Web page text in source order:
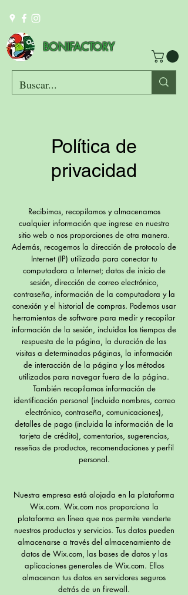
BONIFACTORY
Política de
privacidad
Recibimos, recopilamos y almacenamos
cualquier información que ingrese en nuestro
sitio web o nos proporciones de otra manera.
Además, recogemos la dirección de protocolo de
Internet (IP) utilizada para conectar tu
computadora a Internet; datos de inicio de
sesión, dirección de correo electrónico,
contraseña, información de la computadora y la
conexión y el historial de compras. Podemos usar
herramientas de software para medir y recopilar
información de la sesión, incluidos los tiempos de
respuesta de la página, la duración de las
visitas a determinadas páginas, la información
de interacción de la página y los métodos
utilizados para navegar fuera de la página.
También recopilamos información de
identificación personal (incluido nombres, correo
electrónico, contraseña, comunicaciones),
detalles de pago (incluida la información de la
tarjeta de crédito), comentarios, sugerencias,
reseñas de productos, recomendaciones y perfil
personal.
Nuestra empresa está alojada en la plataforma
Wix.com. Wix.com nos proporciona la
plataforma en línea que nos permite venderte
nuestros productos y servicios. Tus datos pueden
almacenarse a través del almacenamiento de
datos de Wix.com, las bases de datos y las
aplicaciones generales de Wix.com. Ellos
almacenan tus datos en servidores seguros
detrás de un firewall.